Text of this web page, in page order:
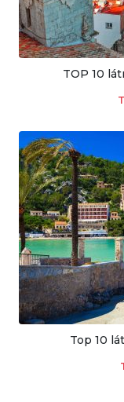
TOP 10
Top 10